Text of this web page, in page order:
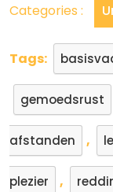
Categories :
Tags:
gemoedsrust
afstanden ,
plezier ,